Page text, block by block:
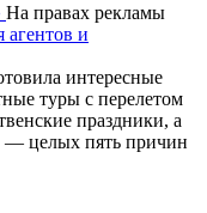
На правах рекламы
агентов и
интересные
туры с перелетом
праздники, а
— целых пять причин